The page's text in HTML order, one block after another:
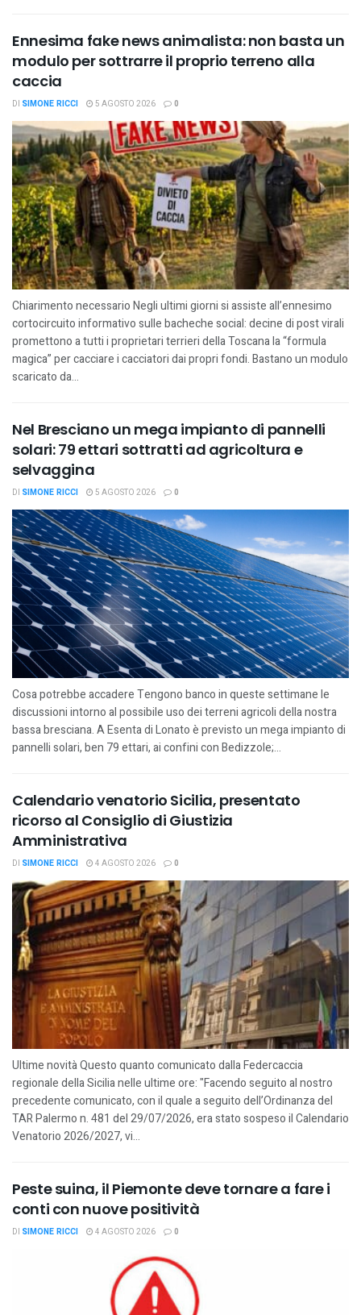
Ennesima fake news animalista: non basta un
modulo per sottrarre il proprio terreno alla
caccia
DI SIMONE RICCI 5 AGOSTO 2026 0
Chiarimento necessario Negli ultimi giorni si assiste all’ennesimo
cortocircuito informativo sulle bacheche social: decine di post virali
promettono a tutti i proprietari terrieri della Toscana la “formula
magica” per cacciare i cacciatori dai propri fondi. Bastano un modulo
scaricato da...
Nel Bresciano un mega impianto di pannelli
solari: 79 ettari sottratti ad agricoltura e
selvaggina
DI SIMONE RICCI 5 AGOSTO 2026 0
Cosa potrebbe accadere Tengono banco in queste settimane le
discussioni intorno al possibile uso dei terreni agricoli della nostra
bassa bresciana. A Esenta di Lonato è previsto un mega impianto di
pannelli solari, ben 79 ettari, ai confini con Bedizzole;...
Calendario venatorio Sicilia, presentato
ricorso al Consiglio di Giustizia
Amministrativa
DI SIMONE RICCI 4 AGOSTO 2026 0
Ultime novità Questo quanto comunicato dalla Federcaccia
regionale della Sicilia nelle ultime ore: "Facendo seguito al nostro
precedente comunicato, con il quale a seguito dell’Ordinanza del
TAR Palermo n. 481 del 29/07/2026, era stato sospeso il Calendario
Venatorio 2026/2027, vi...
Peste suina, il Piemonte deve tornare a fare i
conti con nuove positività
DI SIMONE RICCI 4 AGOSTO 2026 0